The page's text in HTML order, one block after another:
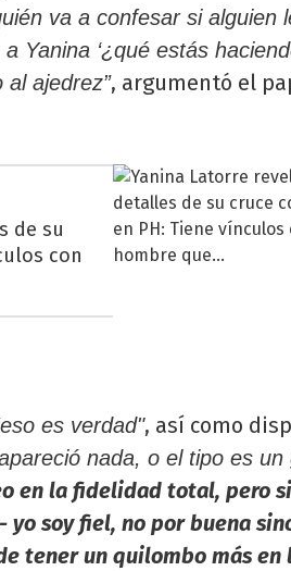
va a confesar si alguien
Yanina ‘¿qué estás
ajedrez”, argumentó el
de su
con
es verdad", así como
nada, o el tipo es un
en la fidelidad total, pero
yo soy fiel, no por buena
tener un quilombo más en